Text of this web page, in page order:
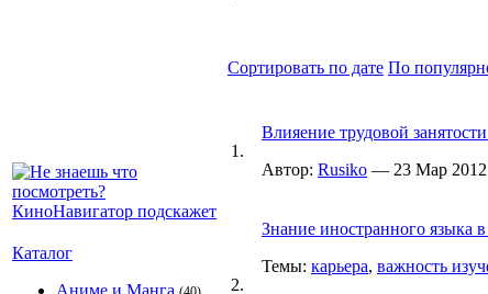
Каталог
Аниме и Манга
Сортировать по дате По
1.
Влияение трудовой
Автор: Rusiko — 23 Мар 2012
2.
Знание иностранного языка в
Темы: карьера, важность